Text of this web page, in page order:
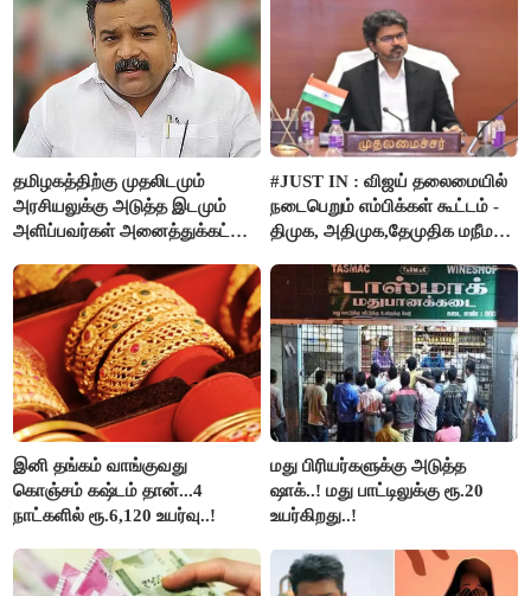
தமிழகத்திற்கு முதலிடமும்
அரசியலுக்கு அடுத்த இடமும்
அளிப்பவர்கள் அனைத்துக்கட்சி
பங்கேற்பார்கள் - மாணிக்கம்
தாகூர்..!!
#JUST IN : விஜய் தலைமையில்
நடைபெறும் எம்பிக்கள் கூட்டம் -
திமுக, அதிமுக,தேமுதிக மநீம
இனி தங்கம் வாங்குவது
கொஞ்சம் கஷ்டம் தான்...4
நாட்களில் ரூ.6,120 உயர்வு..!
மது பிரியர்களுக்கு அடுத்த
ஷாக்..! மது பாட்டிலுக்கு ரூ.20
உயர்கிறது..!